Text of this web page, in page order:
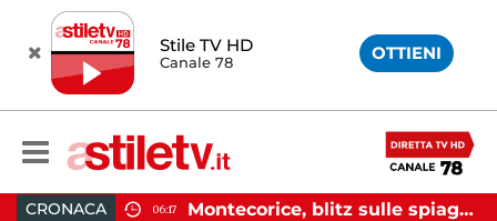
Stile TV HD
Canale 78 OTTIENI
CRONACA 06:17 Montecorice, blitz sulle spiagge libere: sequestrati oltre 300 ombrelloni e lettini lasciati sull’arenile